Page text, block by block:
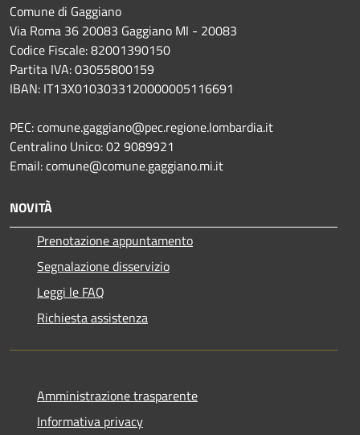
Comune di Gaggiano
Via Roma 36 20083 Gaggiano MI - 20083
Codice Fiscale: 82001390150
Partita IVA: 03055800159
IBAN: IT13X0103033120000005116691
PEC: comune.gaggiano@pec.regione.lombardia.it
Centralino Unico: 02 9089921
Email: comune@comune.gaggiano.mi.it
NOVITÀ
Prenotazione appuntamento
Segnalazione disservizio
Leggi le FAQ
Richiesta assistenza
Amministrazione trasparente
Informativa privacy